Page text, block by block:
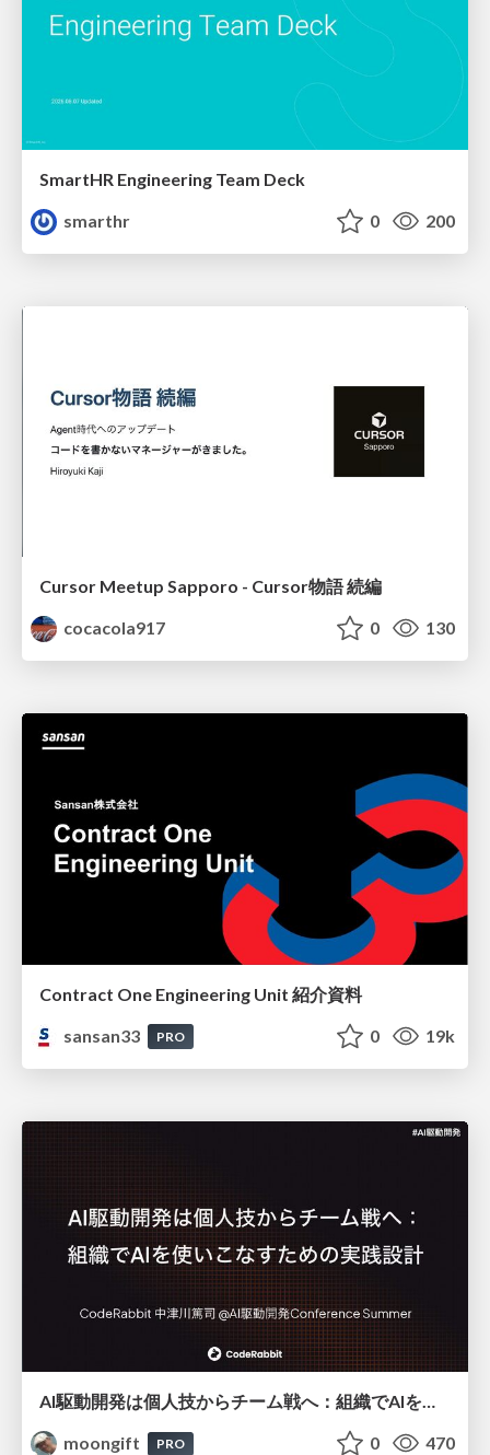
SmartHR Engineering Team Deck
smarthr
0 200
Cursor Meetup Sapporo - Cursor物語 続編
cocacola917
0 130
Contract One Engineering Unit 紹介資料
sansan33
PRO 0 19k
AI駆動開発は個人技からチーム戦へ：組織でAIを使いこなすための実践設計
moongift
PRO 0 470